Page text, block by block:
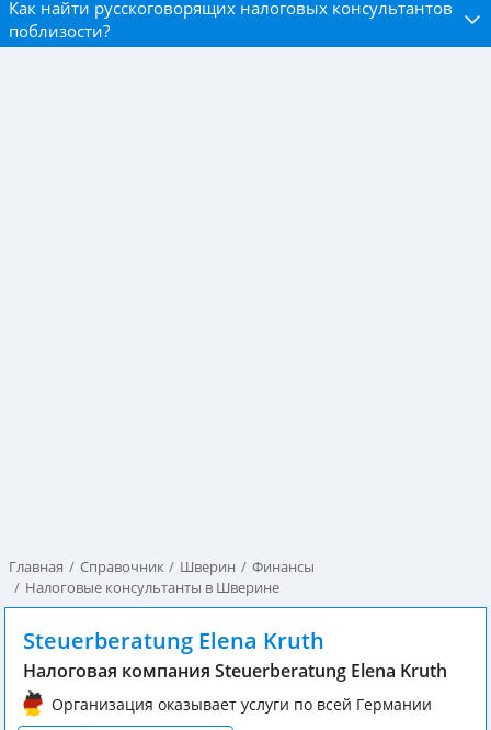
Как найти русскоговорящих налоговых консультантов
поблизости?
Главная Справочник Шверин
Финансы
Налоговые консультанты в Шверине
Steuerberatung Elena Kruth
Налоговая компания Steuerberatung Elena Kruth
Организация оказывает услуги по всей Германии